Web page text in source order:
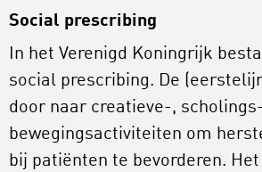
Social prescribing
In het Verenigd Koningrijk
social prescribing. De
door naar creatieve-,
bewegingsactiviteiten om
bij patiënten te bevorderen.